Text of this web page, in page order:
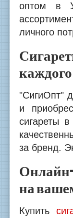
оптом в
личного
"СигиОпт"
и
сигареты
за бренд.
Онлайн-
на
Купить